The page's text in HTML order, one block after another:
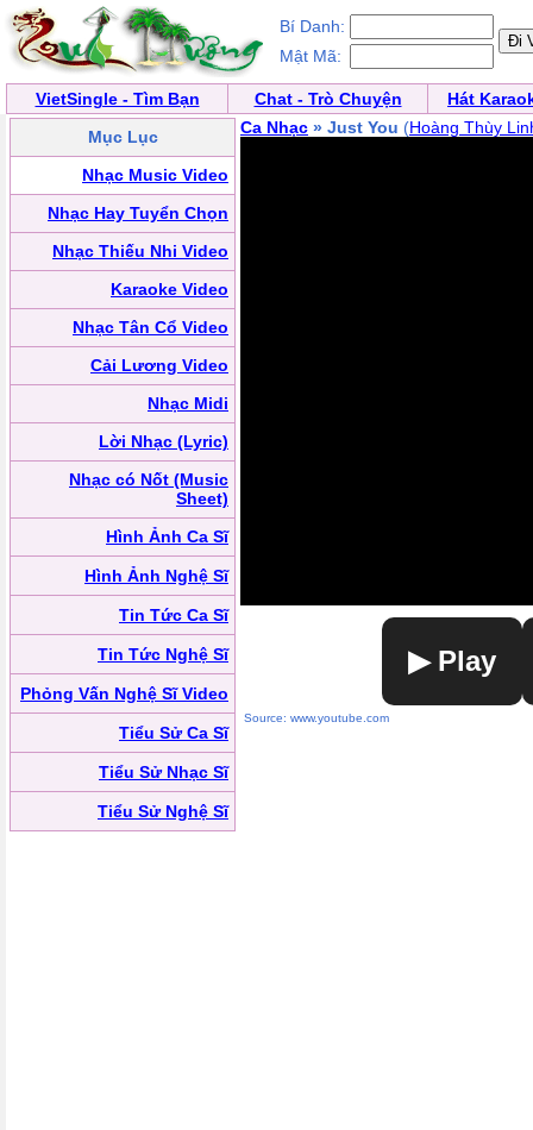
Bí Danh:
Mật Mã:
VietSingle - Tìm Bạn Chat - Trò Chuyện
Hát
Mục Lục
Nhạc Music Video
Nhạc Hay Tuyển Chọn
Nhạc Thiếu Nhi Video
Karaoke Video
Nhạc Tân Cổ Video
Cải Lương Video
Nhạc Midi
Lời Nhạc (Lyric)
Nhạc có Nốt (Music
Sheet)
Hình Ảnh Ca Sĩ
Hình Ảnh Nghệ Sĩ
Tin Tức Ca Sĩ
Tin Tức Nghệ Sĩ
Phỏng Vấn Nghệ Sĩ Video
Tiểu Sử Ca Sĩ
Tiểu Sử Nhạc Sĩ
Tiểu Sử Nghệ Sĩ
Ca Nhạc » Just You (Hoàng Thùy
▶ Play
Source: www.youtube.com